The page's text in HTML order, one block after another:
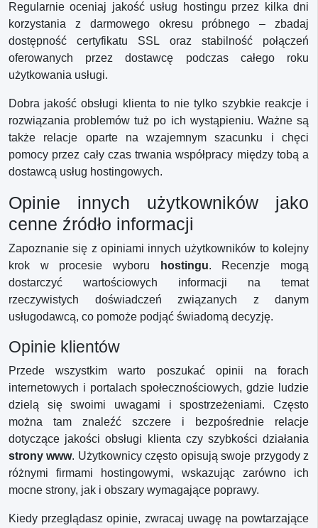
Regularnie oceniaj jakość usług hostingu przez kilka dni
korzystania z darmowego okresu próbnego – zbadaj
dostępność certyfikatu SSL oraz stabilność połączeń
oferowanych przez dostawcę podczas całego roku
użytkowania usługi.
Dobra jakość obsługi klienta to nie tylko szybkie reakcje i
rozwiązania problemów tuż po ich wystąpieniu. Ważne są
także relacje oparte na wzajemnym szacunku i chęci
pomocy przez cały czas trwania współpracy między tobą a
dostawcą usług hostingowych.
Opinie innych użytkowników jako
cenne źródło informacji
Zapoznanie się z opiniami innych użytkowników to kolejny
krok w procesie wyboru
hostingu. Recenzje mogą
dostarczyć wartościowych informacji na temat
rzeczywistych doświadczeń związanych z danym
usługodawcą, co pomoże podjąć świadomą decyzję.
Opinie klientów
Przede wszystkim warto poszukać opinii na forach
internetowych i portalach społecznościowych, gdzie ludzie
dzielą się swoimi uwagami i spostrzeżeniami. Często
można tam znaleźć szczere i bezpośrednie relacje
dotyczące jakości obsługi klienta czy szybkości działania
strony www. Użytkownicy często opisują swoje przygody z
różnymi firmami hostingowymi, wskazując zarówno ich
mocne strony, jak i obszary wymagające poprawy.
Kiedy przeglądasz opinie, zwracaj uwagę na powtarzające